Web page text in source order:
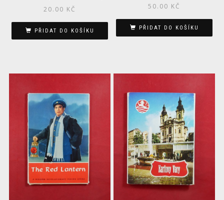
20.00 KČ
PŘIDAT DO KOŠÍKU
50.00 KČ
PŘIDAT DO KOŠÍKU